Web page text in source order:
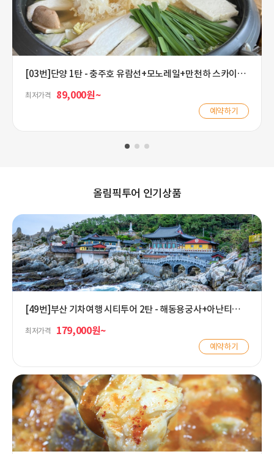
[03번]단양 1탄 - 충주호 유람선+모노레일+만천하 스카이워
최저가격 89,000원~
예약하기
올림픽투어 인기상품
[49번]부산 기차여행 시티투어 2탄 - 해동용궁사+아난티코브
최저가격 179,000원~
예약하기